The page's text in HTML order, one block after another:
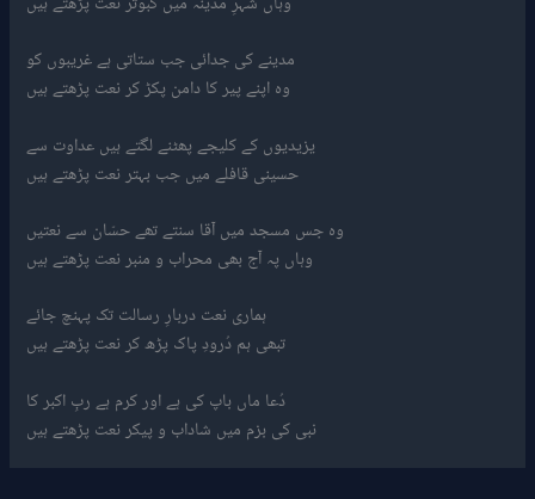
مدینے کی جدائی جب ستاتی ہے غریبوں کو
وہ اپنے پیر کا دامن پکڑ کر نعت پڑھتے ہیں
یزیدیوں کے کلیجے پھٹنے لگتے ہیں عداوت سے
حسینی قافلے میں جب بہتر نعت پڑھتے ہیں
وہ جس مسجد میں آقا سنتے تھے حسّان سے نعتیں
وہاں پہ آج بھی محراب و منبر نعت پڑھتے ہیں
ہماری نعت دربارِ رسالت تک پہنچ جائے
تبھی ہم دُرودِ پاک پڑھ کر نعت پڑھتے ہیں
دُعا ماں باپ کی ہے اور کرم ہے ربِ اکبر کا
نبی کی بزم میں شاداب و پیکر نعت پڑھتے ہیں